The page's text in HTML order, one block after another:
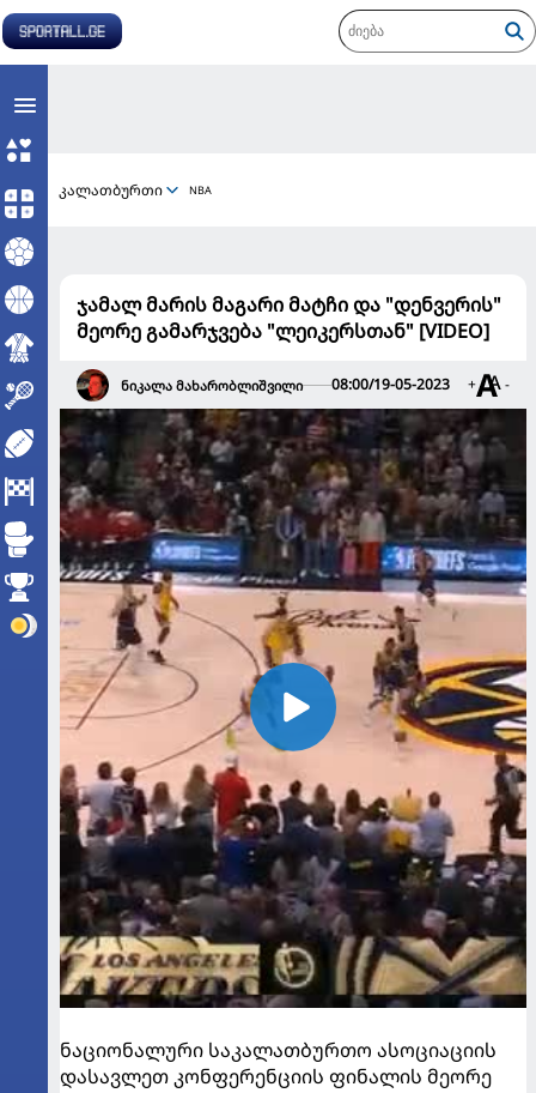
კალათბურთი NBA
ჯამალ მარის მაგარი მატჩი და "დენვერის"
მეორე გამარჯვება "ლეიკერსთან" [VIDEO]
ნიკალა მახარობლიშვილი 08:00/19-05-2023 + -
ნაციონალური საკალათბურთო ასოციაციის
დასავლეთ კონფერენციის ფინალის მეორე